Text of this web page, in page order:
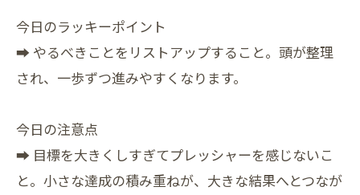
今日のラッキーポイント
➡ やるべきことをリストアップすること。頭が整理
され、一歩ずつ進みやすくなります。
今日の注意点
➡ 目標を大きくしすぎてプレッシャーを感じないこ
と。小さな達成の積み重ねが、大きな結果へとつなが